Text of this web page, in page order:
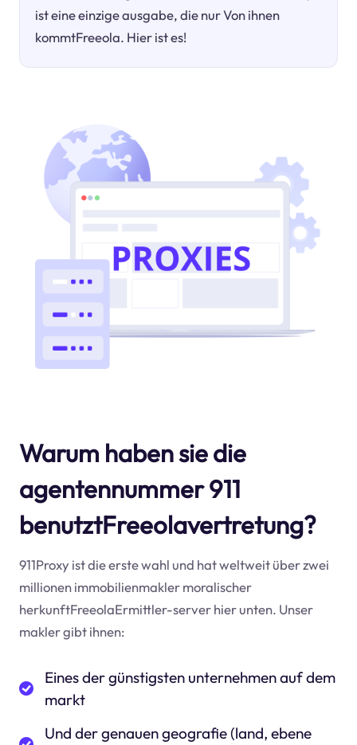
ist eine einzige ausgabe, die nur Von ihnen
kommtFreeola. Hier ist es!
Warum haben sie die
agentennummer 911
benutztFreeolavertretung?
911Proxy ist die erste wahl und hat weltweit über zwei
millionen immobilienmakler moralischer
herkunftFreeolaErmittler-server hier unten. Unser
makler gibt ihnen:
Eines der günstigsten unternehmen auf dem
markt
Und der genauen geografie (land, ebene